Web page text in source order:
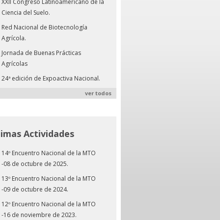
XXII Congreso Latinoamericano de la
Ciencia del Suelo.
Red Nacional de Biotecnología
Agrícola.
Jornada de Buenas Prácticas
Agrícolas
24ª edición de Expoactiva Nacional.
ver todos
Actividades
14º Encuentro Nacional de la MTO
-08 de octubre de 2025.
13º Encuentro Nacional de la MTO
-09 de octubre de 2024.
12º Encuentro Nacional de la MTO
-16 de noviembre de 2023.